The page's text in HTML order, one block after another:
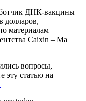
ДНК-вакцины
долларов,
материалам
Caixin – Ма
вопросы,
эту статью на